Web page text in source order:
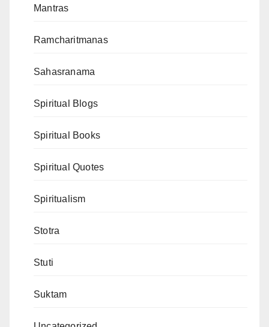
Mantras
Ramcharitmanas
Sahasranama
Spiritual Blogs
Spiritual Books
Spiritual Quotes
Spiritualism
Stotra
Stuti
Suktam